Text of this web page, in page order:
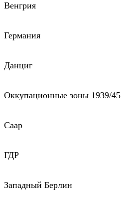
Венгрия
Германия
Данциг
Оккупационные зоны 1939/45
Саар
ГДР
Западный Берлин